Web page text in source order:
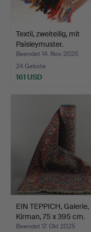
Textil, zweiteilig, mit
Paisleymuster.
Beendet 14. Nov 2025
24 Gebote
161 USD
EIN TEPPICH, Galerie,
Kirman, 75 x 395 cm.
Beendet 17. Okt 2025